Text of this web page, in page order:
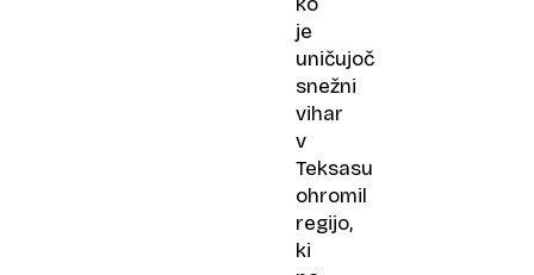
je
uničujoč
snežni
vihar
v
Teksasu
ohromil
regijo,
ki